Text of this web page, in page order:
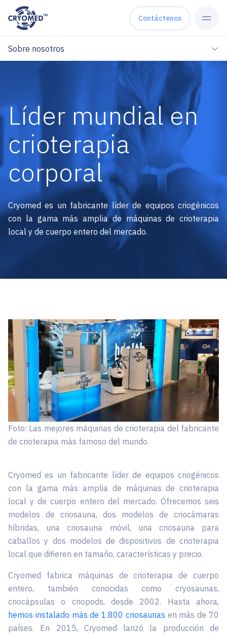
Skip to content
Contáctenos
Sobre nosotros
Líder mundial en
crioterapia
corporal
Cryomed es un fabricante líder de equipos criogénicos
con la gama más amplia de máquinas de crioterapia
local y de cuerpo entero del mercado.
Foto: Las mejores máquinas de crioterapia del fabricante
de crioterapia más famoso del mundo.
Cryomed es un fabricante líder de equipos criogénicos
con la gama más amplia de máquinas de crioterapia
local y de cuerpo entero del mercado. Ofrecemos seis
modelos de criosauna, dos modelos de criocámaras
híbridas, una criosauna móvil, una criosauna para
caballos y dos modelos de dispositivos de crioterapia
local que difieren en tamaño, características y precio.
Cryomed fabrica máquinas de crioterapia de cuerpo
entero, también conocidas como сryosaunas,
criocápsulas o criopods, desde 2002. Hasta ahora,
hemos instalado más de 1.800 criosaunas en más de 70
países. En 2015, Cryomed lanzó la producción de